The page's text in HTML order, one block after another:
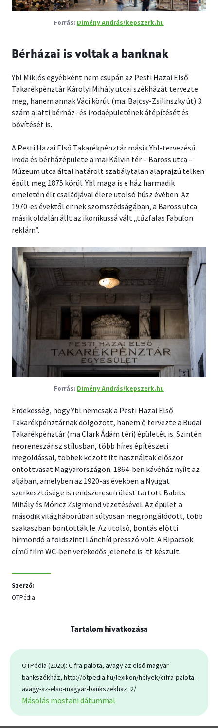
Dimény András/kepszerk.hu
Bérházai is voltak a banknak
Ybl Miklós egyébként nem csupán az Pesti Hazai Első
Takarékpénztár Károlyi Mihály utcai székházát tervezte
meg, hanem annak Váci körút (ma: Bajcsy-Zsilinszky út) 3.
szám alatti bérház- és irodaépületének átépítését és
bővítését is.
A Pesti Hazai Első Takarékpénztár másik Ybl-tervezésű
iroda és bérházépülete a mai Kálvin tér – Baross utca –
Múzeum utca által határolt szabálytalan alaprajzú telken
épült meg 1875 körül. Ybl maga is e ház harmadik
emeletén élt családjával élete utolsó húsz évében. Az
1970-es évektől ennek szomszédságában, a Baross utca
másik oldalán állt az ikonikussá vált „tűzfalas Fabulon
reklám”.
Dimény András/kepszerk.hu
Érdekesség, hogy Ybl nemcsak a Pesti Hazai Első
Takarékpénztárnak dolgozott, hanem ő tervezte a Budai
Takarékpénztár (ma Clark Ádám téri) épületét is. Szintén
neoreneszánsz stílusban, több híres építészeti
megoldással, többek között itt használtak először
öntöttvasat Magyarországon. 1864-ben kávéház nyílt az
aljában, amelyben az 1920-as években a Nyugat
szerkesztősége is rendszeresen ülést tartott Babits
Mihály és Móricz Zsigmond vezetésével. Az épület a
második világháborúban súlyosan megrongálódott, több
szakaszban bontották le. Az utolsó, bontás előtti
hírmondó a földszinti Lánchíd presszó volt. A Ripacsok
című film WC-ben verekedős jelenete is itt készült.
Szerző:
OTPédia
Tartalom hivatkozása
OTPédia (2020): Cifra palota, avagy az első magyar
bankszékház, http://otpedia.hu/lexikon/helyek/cifra-palota-
avagy-az-elso-magyar-bankszekhaz_2/
Másolás mostani dátummal